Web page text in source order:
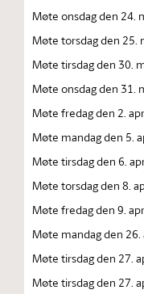
Møte onsdag den 24.
Møte torsdag den 25.
Møte tirsdag den 30.
Møte onsdag den 31.
Møte fredag den 2.
Møte mandag den 5.
Møte tirsdag den 6.
Møte torsdag den 8.
Møte fredag den 9.
Møte mandag den 26.
Møte tirsdag den 27.
Møte tirsdag den 27.